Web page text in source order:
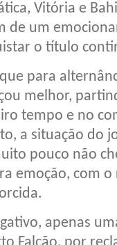
Vitória e
de um
o título
para
melhor,
tempo e no
a situação do
pouco não
emoção, com
apenas